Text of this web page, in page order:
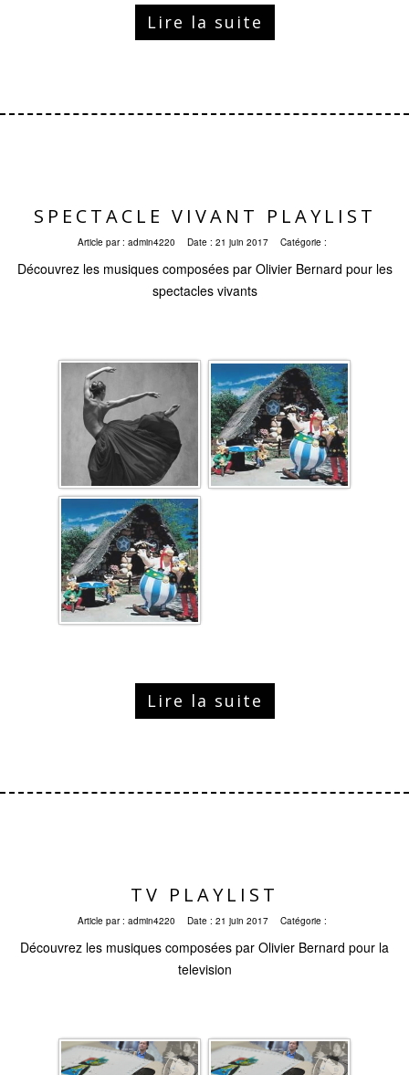
Lire la suite
SPECTACLE VIVANT PLAYLIST
Article par : admin4220 Date : 21 juin 2017 Catégorie :
Découvrez les musiques composées par Olivier Bernard pour les
spectacles vivants
Lire la suite
TV PLAYLIST
Article par : admin4220 Date : 21 juin 2017 Catégorie :
Découvrez les musiques composées par Olivier Bernard pour la
television